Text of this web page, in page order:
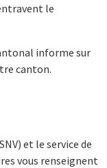
le
informe sur
canton.
et le service de
vous renseignent